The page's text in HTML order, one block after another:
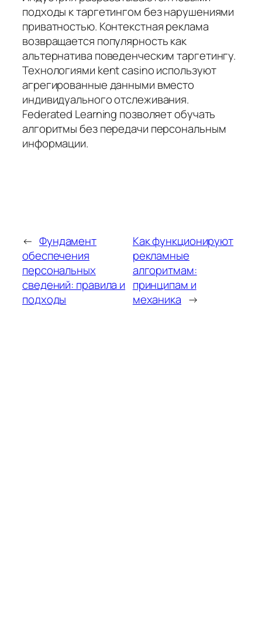
подходы к таргетингом без нарушениями
приватностью. Контекстная реклама
возвращается популярность как
альтернатива поведенческим таргетингу.
Технологиями kent casino используют
агрегированные данными вместо
индивидуального отслеживания.
Federated Learning позволяет обучать
алгоритмы без передачи персональным
информации.
← Фундамент
обеспечения
персональных
сведений: правила и
подходы
Как функционируют
рекламные
алгоритмам:
принципам и
механика →